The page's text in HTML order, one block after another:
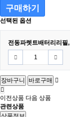
구매하기
선택된 옵션
전동파렛트배터리리
장바구니 바로구매
이전상품 다음 상품
관련상품